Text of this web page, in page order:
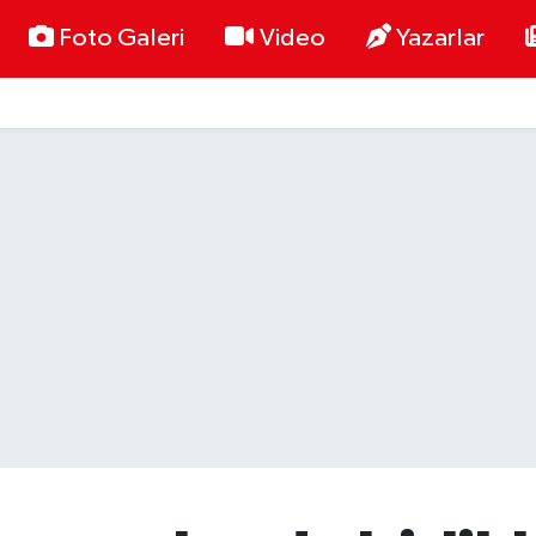
Foto Galeri Video Yazarlar